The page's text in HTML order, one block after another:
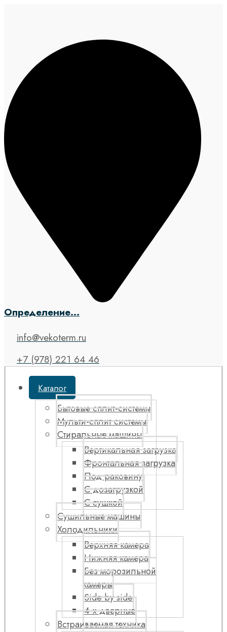
Определение...
info@vekoterm.ru
+7 (978) 221 64 46
Каталог
Бытовые сплит-системы
Мульти-сплит системы
Стиральные машины
Вертикальная загрузка
Фронтальная загрузка
Под раковину
С дозагрузкой
С сушкой
Сушильные машины
Холодильники
Верхняя камера
Нижняя камера
Без морозильной
камеры
Side by side
4-х дверные
Встраиваемая техника